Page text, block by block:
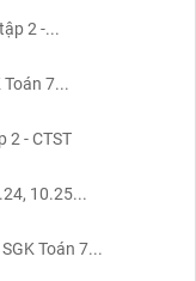
2 -...
Toán 7...
2 - CTST
10.25...
Toán 7...